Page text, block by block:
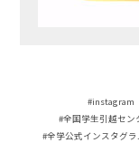
instagram
全国学生引越セン
全学公式インスタグラ